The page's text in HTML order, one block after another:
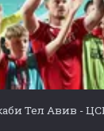
Тел Авив -